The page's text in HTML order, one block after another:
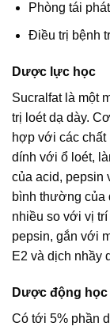
Phòng tái
Điều trị bệnh
Dược lực học
Sucralfat là một
trị loét dạ dày.
hợp với các chất
dính với ổ loét,
của acid, pepsin
bình thường của
nhiều so với vị
pepsin, gắn với
E2 và dịch nhầy
Dược động học
Có tới 5% phần